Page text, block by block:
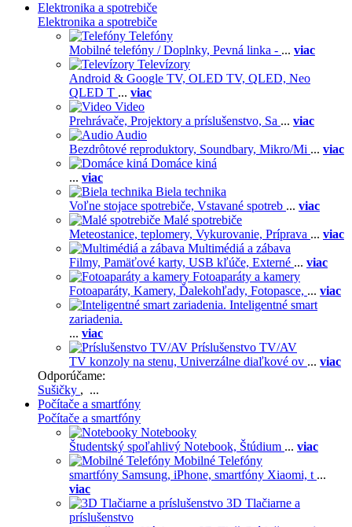
Elektronika a spotrebiče
Elektronika a spotrebiče
Telefóny
Mobilné telefóny / Doplnky, Pevná linka - ... viac
Televízory
Android & Google TV, OLED TV, QLED, Neo
QLED T ... viac
Video
Prehrávače, Projektory a príslušenstvo, Sa ... viac
Audio
Bezdrôtové reproduktory, Soundbary, Mikro/Mi ... viac
Domáce kiná
... viac
Biela technika
Voľne stojace spotrebiče, Vstavané spotreb ... viac
Malé spotrebiče
Meteostanice, teplomery, Vykurovanie, Príprava ... viac
Multimédiá a zábava
Filmy, Pamäťové karty, USB kľúče, Externé ... viac
Fotoaparáty a kamery
Fotoaparáty, Kamery, Ďalekohľady, Fotopasce, ... viac
Inteligentné smart
zariadenia.
... viac
Príslušenstvo TV/AV
TV konzoly na stenu, Univerzálne diaľkové ov ... viac
Odporúčame:
Sušičky , ...
Počítače a smartfóny
Počítače a smartfóny
Notebooky
Študentský spoľahlivý Notebook, Štúdium ... viac
Mobilné Telefóny
smartfóny Samsung, iPhone, smartfóny Xiaomi, t ...
viac
3D Tlačiarne a
príslušenstvo